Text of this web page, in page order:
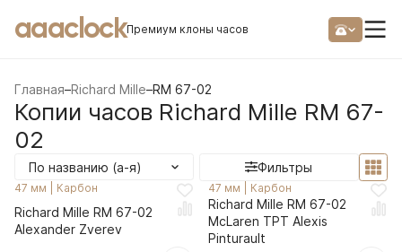
aaaclockПремиум клоны часов
Главная–Richard Mille–RM 67-02
Копии часов Richard Mille RM 67-
02
По названию (а-я) Фильтры
47 мм Карбон
Richard Mille RM 67-02
Alexander Zverev
47 мм Карбон
Richard Mille RM 67-02
McLaren TPT Alexis
Pinturault